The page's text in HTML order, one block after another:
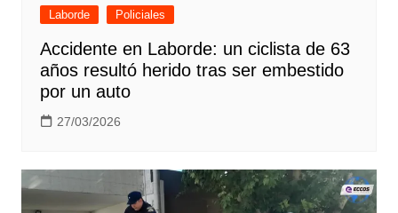
Laborde Policiales
Accidente en Laborde: un ciclista de 63
años resultó herido tras ser embestido
por un auto
27/03/2026